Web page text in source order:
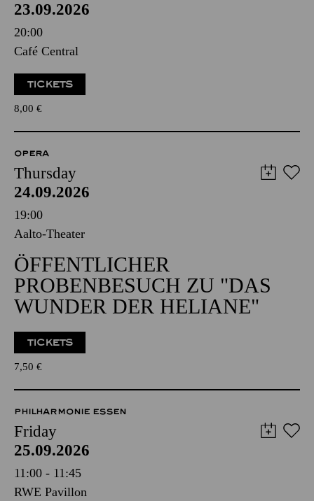
23.09.2026
20:00
Café Central
TICKETS
8,00 €
OPERA
Thursday
24.09.2026
19:00
Aalto-Theater
ÖFFENTLICHER
PROBENBESUCH ZU "DAS
WUNDER DER HELIANE"
TICKETS
7,50 €
PHILHARMONIE ESSEN
Friday
25.09.2026
11:00 - 11:45
RWE Pavillon